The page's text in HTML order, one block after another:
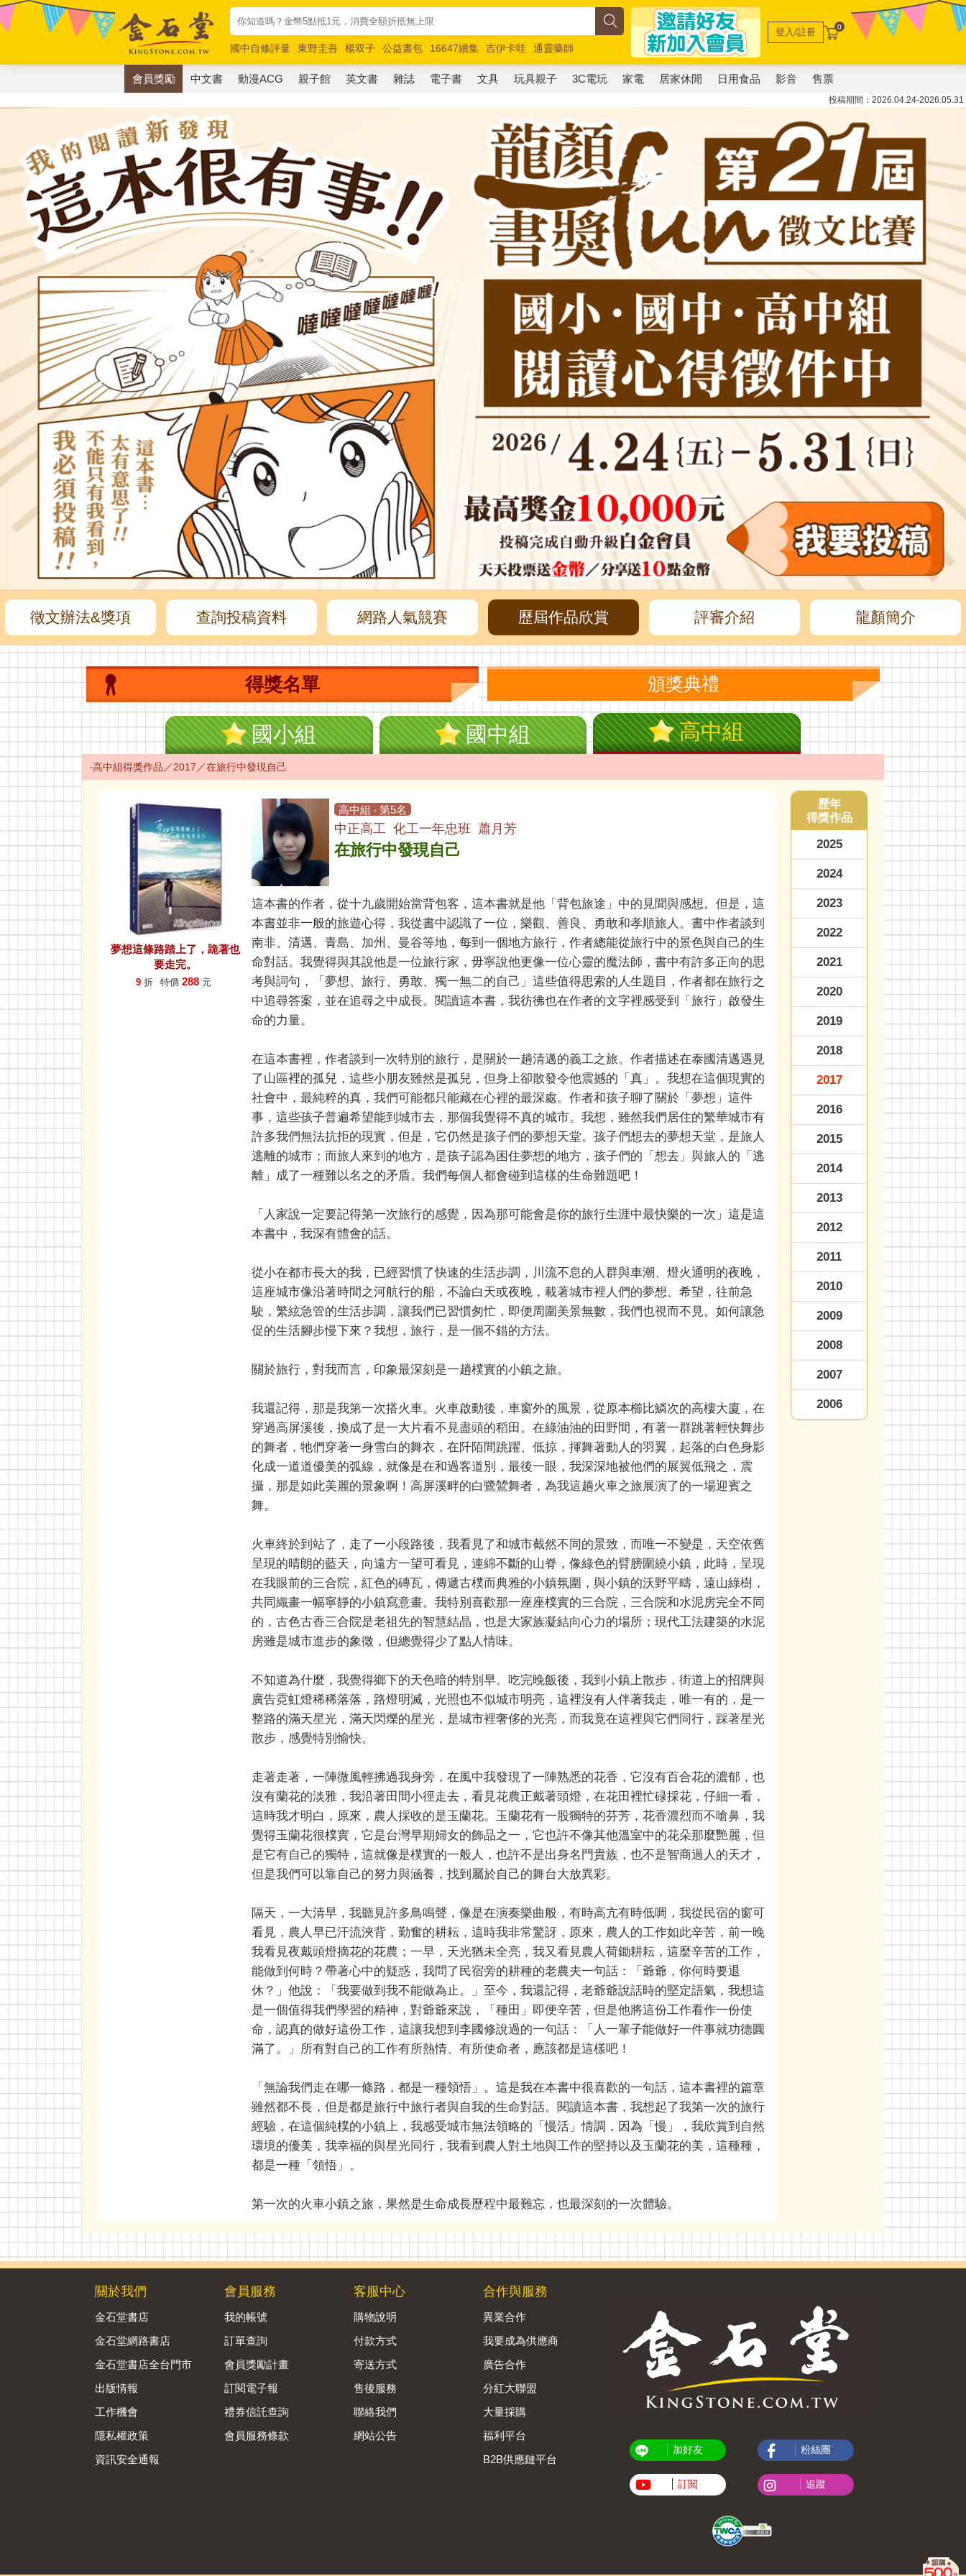
國中自修評量 東野圭吾 楊双子 公益書包 16647續集 吉伊卡哇
通靈藥師
唯紅花綻放
奧德賽 路邊攤新作 馬斯克 玩具總動員5 超慢跑
登入/註冊 0
會員獎勵 中文書 動漫ACG 親子館 英文書 雜誌 電子書 文具 玩具親子 3C電玩 家電 居家休閒 日用食品 影音 售票
投稿期間：2026.04.24-2026.05.31
徵文辦法&獎項 查詢投稿資料 網路人氣競賽 歷屆作品欣賞 評審介紹 龍顏簡介
得獎名單 頒獎典禮
國小組 國中組 高中組
‧高中組得獎作品／2017／在旅行中發現自己
夢想這條路踏上了，跪著也
要走完。
9 折 特價 288 元
高中組 ‧ 第5名
中正高工 化工一年忠班 蕭月芳
在旅行中發現自己
這本書的作者，從十九歲開始當背包客，這本書就是他「背包旅途」中的見聞與感想。但是，這
本書並非一般的旅遊心得，我從書中認識了一位，樂觀、善良、勇敢和孝順旅人。書中作者談到
南非、清邁、青島、加州、曼谷等地，每到一個地方旅行，作者總能從旅行中的景色與自己的生
命對話。我覺得與其說他是一位旅行家，毋寧說他更像一位心靈的魔法師，書中有許多正向的思
考與詞句，「夢想、旅行、勇敢、獨一無二的自己」這些值得思索的人生題目，作者都在旅行之
中追尋答案，並在追尋之中成長。閱讀這本書，我彷彿也在作者的文字裡感受到「旅行」啟發生
命的力量。
在這本書裡，作者談到一次特別的旅行，是關於一趟清邁的義工之旅。作者描述在泰國清邁遇見
了山區裡的孤兒，這些小朋友雖然是孤兒，但身上卻散發令他震撼的「真」。我想在這個現實的
社會中，最純粹的真，我們可能都只能藏在心裡的最深處。作者和孩子聊了關於「夢想」這件
事，這些孩子普遍希望能到城市去，那個我覺得不真的城市。我想，雖然我們居住的繁華城市有
許多我們無法抗拒的現實，但是，它仍然是孩子們的夢想天堂。孩子們想去的夢想天堂，是旅人
逃離的城市；而旅人來到的地方，是孩子認為困住夢想的地方，孩子們的「想去」與旅人的「逃
離」成了一種難以名之的矛盾。我們每個人都會碰到這樣的生命難題吧！
「人家說一定要記得第一次旅行的感覺，因為那可能會是你的旅行生涯中最快樂的一次」這是這
本書中，我深有體會的話。
從小在都市長大的我，已經習慣了快速的生活步調，川流不息的人群與車潮、燈火通明的夜晚，
這座城市像沿著時間之河航行的船，不論白天或夜晚，載著城市裡人們的夢想、希望，往前急
駛，繁絃急管的生活步調，讓我們已習慣匆忙，即便周圍美景無數，我們也視而不見。如何讓急
促的生活腳步慢下來？我想，旅行，是一個不錯的方法。
關於旅行，對我而言，印象最深刻是一趟樸實的小鎮之旅。
我還記得，那是我第一次搭火車。火車啟動後，車窗外的風景，從原本櫛比鱗次的高樓大廈，在
穿過高屏溪後，換成了是一大片看不見盡頭的稻田。在綠油油的田野間，有著一群跳著輕快舞步
的舞者，牠們穿著一身雪白的舞衣，在阡陌間跳躍、低掠，揮舞著動人的羽翼，起落的白色身影
化成一道道優美的弧線，就像是在和過客道別，最後一眼，我深深地被他們的展翼低飛之，震
攝，那是如此美麗的景象啊！高屏溪畔的白鷺鷥舞者，為我這趟火車之旅展演了的一場迎賓之
舞。
火車終於到站了，走了一小段路後，我看見了和城市截然不同的景致，而唯一不變是，天空依舊
呈現的晴朗的藍天，向遠方一望可看見，連綿不斷的山脊，像綠色的臂膀圍繞小鎮，此時，呈現
在我眼前的三合院，紅色的磚瓦，傳遞古樸而典雅的小鎮氛圍，與小鎮的沃野平疇，遠山綠樹，
共同織畫一幅寧靜的小鎮寫意畫。我特別喜歡那一座座樸實的三合院，三合院和水泥房完全不同
的，古色古香三合院是老祖先的智慧結晶，也是大家族凝結向心力的場所；現代工法建築的水泥
房雖是城市進步的象徵，但總覺得少了點人情味。
不知道為什麼，我覺得鄉下的天色暗的特別早。吃完晚飯後，我到小鎮上散步，街道上的招牌與
廣告霓虹燈稀稀落落，路燈明滅，光照也不似城市明亮，這裡沒有人伴著我走，唯一有的，是一
整路的滿天星光，滿天閃爍的星光，是城市裡奢侈的光亮，而我竟在這裡與它們同行，踩著星光
散步，感覺特別愉快。
走著走著，一陣微風輕拂過我身旁，在風中我發現了一陣熟悉的花香，它沒有百合花的濃郁，也
沒有蘭花的淡雅，我沿著田間小徑走去，看見花農正戴著頭燈，在花田裡忙碌採花，仔細一看，
這時我才明白，原來，農人採收的是玉蘭花。玉蘭花有一股獨特的芬芳，花香濃烈而不嗆鼻，我
覺得玉蘭花很樸實，它是台灣早期婦女的飾品之一，它也許不像其他溫室中的花朵那麼艷麗，但
是它有自己的獨特，這就像是樸實的一般人，也許不是出身名門貴族，也不是智商過人的天才，
但是我們可以靠自己的努力與涵養，找到屬於自己的舞台大放異彩。
隔天，一大清早，我聽見許多鳥鳴聲，像是在演奏樂曲般，有時高亢有時低啁，我從民宿的窗可
看見，農人早已汗流浹背，勤奮的耕耘，這時我非常驚訝，原來，農人的工作如此辛苦，前一晚
我看見夜戴頭燈摘花的花農；一早，天光猶未全亮，我又看見農人荷鋤耕耘，這麼辛苦的工作，
能做到何時？帶著心中的疑惑，我問了民宿旁的耕種的老農夫一句話：「爺爺，你何時要退
休？」他說：「我要做到我不能做為止。」至今，我還記得，老爺爺說話時的堅定語氣，我想這
是一個值得我們學習的精神，對爺爺來說，「種田」即便辛苦，但是他將這份工作看作一份使
命，認真的做好這份工作，這讓我想到李國修說過的一句話：「人一輩子能做好一件事就功德圓
滿了。」所有對自己的工作有所熱情、有所使命者，應該都是這樣吧！
「無論我們走在哪一條路，都是一種領悟」。這是我在本書中很喜歡的一句話，這本書裡的篇章
雖然都不長，但是都是旅行中旅行者與自我的生命對話。閱讀這本書，我想起了我第一次的旅行
經驗，在這個純樸的小鎮上，我感受城市無法領略的「慢活」情調，因為「慢」，我欣賞到自然
環境的優美，我幸福的與星光同行，我看到農人對土地與工作的堅持以及玉蘭花的美，這種種，
都是一種「領悟」。
第一次的火車小鎮之旅，果然是生命成長歷程中最難忘，也最深刻的一次體驗。
歷年
得獎作品
2025
2024
2023
2022
2021
2020
2019
2018
2017
2016
2015
2014
2013
2012
2011
2010
2009
2008
2007
2006
關於我們
金石堂書店
金石堂網路書店
金石堂書店全台門市
出版情報
工作機會
隱私權政策
資訊安全通報
會員服務
我的帳號
訂單查詢
會員獎勵計畫
訂閱電子報
禮券信託查詢
會員服務條款
客服中心
購物說明
付款方式
寄送方式
售後服務
聯絡我們
網站公告
合作與服務
異業合作
我要成為供應商
廣告合作
分紅大聯盟
大量採購
福利平台
B2B供應鏈平台
加好友
訂閱
粉絲團
追蹤